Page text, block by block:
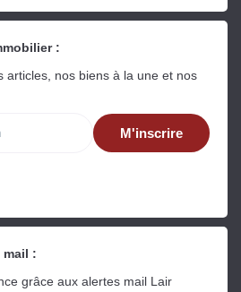
maintenant
:
articles, nos biens à la une et nos
M'inscrire
mail :
grâce aux alertes mail Lair